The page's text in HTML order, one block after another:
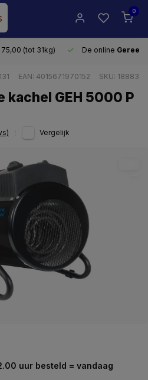
0
(tot 31kg) De online
EAN: 4015671970152 SKU: 18883
kachel GEH 5000 P
Vergelijk
uur besteld = vandaag